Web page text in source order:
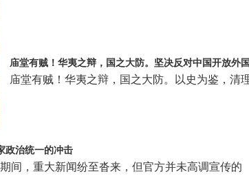
庙堂有贼！华夷之辩，国之大防。坚决反对中国开放外
庙堂有贼！华夷之辩，国之大防。以史为鉴，清
政治统一的冲击
间，重大新闻纷至沓来，但官方并未高调宣传的